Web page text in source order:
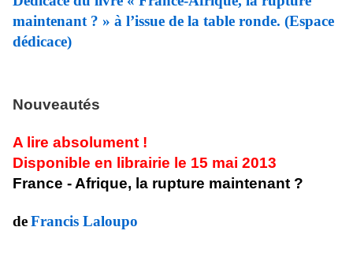
maintenant ? » à l’issue de la table ronde. (Espace
dédicace)
Nouveautés
A lire absolument !
Disponible en librairie le 15 mai 2013
France - Afrique, la rupture maintenant ?
deFrancis Laloupo